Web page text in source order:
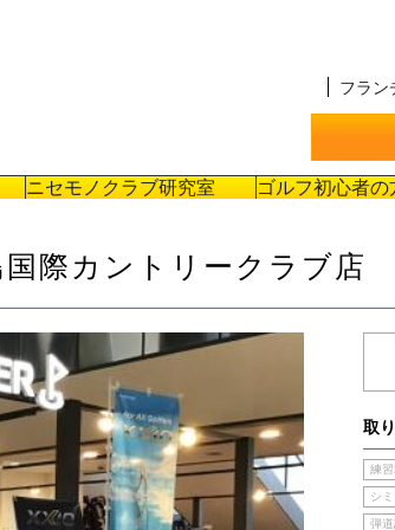
フラン
ニセモノクラブ研究室 ゴルフ初心者の
際カントリークラブ店
取
練
シ
弾道